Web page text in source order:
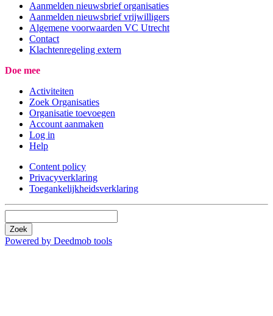
Aanmelden nieuwsbrief organisaties
Aanmelden nieuwsbrief vrijwilligers
Algemene voorwaarden VC Utrecht
Contact
Klachtenregeling extern
Doe mee
Activiteiten
Zoek Organisaties
Organisatie toevoegen
Account aanmaken
Log in
Help
Content policy
Privacyverklaring
Toegankelijkheidsverklaring
Zoek
Powered by Deedmob tools